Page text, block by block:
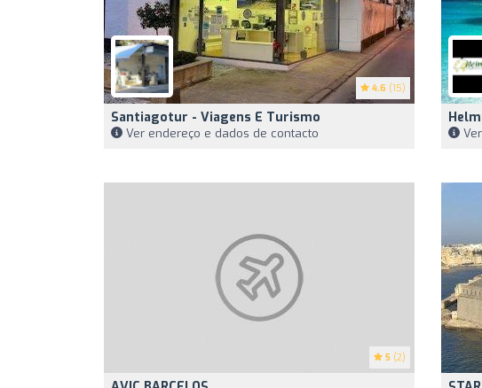
4.6 (15)
Santiagotur - Viagens E Turismo
Ver endereço e dados de contacto
5 (2)